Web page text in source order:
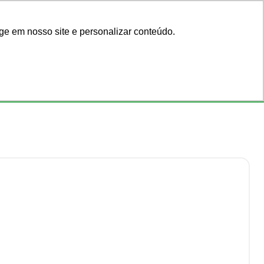
em nosso site e personalizar conteúdo.